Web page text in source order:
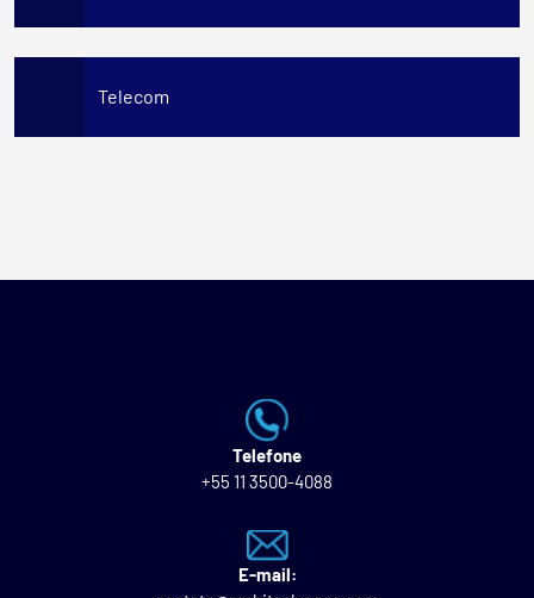
Telecom
Telefone
+55 11 3500-4088
E-mail: